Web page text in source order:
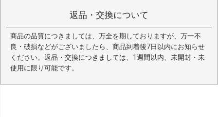
返品・交換について
商品の品質につきましては、万全を期しておりますが、万一不
良・破損などがございましたら、商品到着後7日以内にお知らせ
ください。返品・交換につきましては、1週間以内、未開封・未
使用に限り可能です。